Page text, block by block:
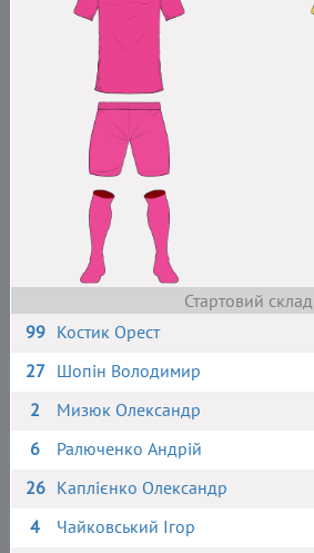
Стартовий склад
99 Костик Орест
27 Шопін Володимир
2
Мизюк Олександр
6
Ралюченко Андрій
26 Каплієнко Олександр
4
Чайковський Ігор